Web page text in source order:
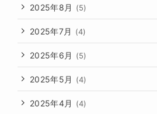
2025年8月 (5)
2025年7月 (4)
2025年6月 (5)
2025年5月 (4)
2025年4月 (4)